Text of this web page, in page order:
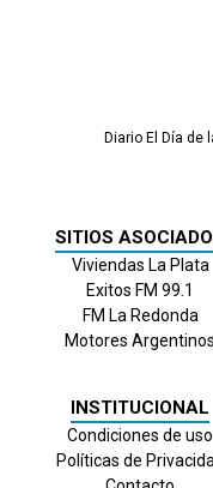
Diario El Día de
SITIOS
Viviendas La Plata
Exitos FM 99.1
FM La Redonda
Motores Argentinos
INSTITUCIONAL
Condiciones de uso
Políticas de